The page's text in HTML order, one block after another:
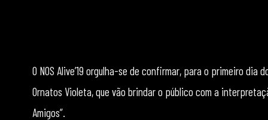
O NOS Alive’19 orgulha-se de confirmar, para o primeiro
Ornatos Violeta, que vão brindar o público com a
Amigos”.